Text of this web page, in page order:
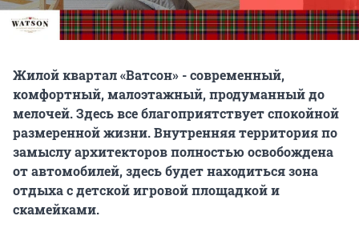
​Жилой квартал «Ватсон» - современный,
комфортный, малоэтажный, продуманный до
мелочей. Здесь все благоприятствует спокойной
размеренной жизни. Внутренняя территория по
замыслу архитекторов полностью освобождена
от автомобилей, здесь будет находиться зона
отдыха с детской игровой площадкой и
скамейками.